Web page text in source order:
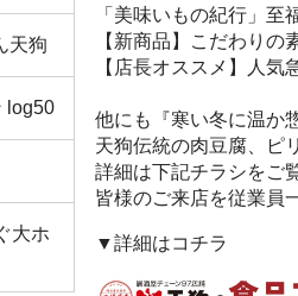
「美味いもの紀行」
【新商品】こだわり
【店長オススメ】人
他にも『寒い冬に温か
天狗伝統の肉豆腐、ピ
詳細は下記チラシをご
皆様のご来店を従業員
▼詳細はコチラ
天狗
log50
大ホ